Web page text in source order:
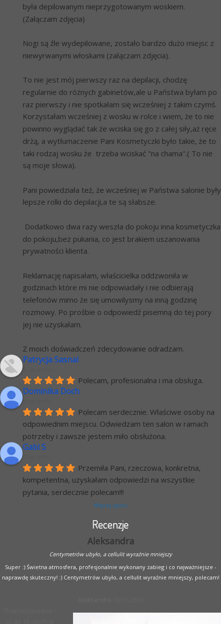
była depilowanym nieprzygotowanym woskiem.
(Załączam zdjęcia)
Nogi są źle wydepilowane, zostało bardzo dużo miejsc z
niewyrwanymi włoskami (załączam zdjęcia).
To nie jest mój pierwszy raz na depilacji, chodzę
regularnie do różnych gabinetów,ale u Państwa byłam po
raz pierwszy i nie spotkałam się wcześniej z takim czymś.
Korzystałam wcześniej z wosku w rolce i wiem, że to nie
powinno wyglądać tak że wciska się go z całej siły,aż ręce
drżą, a wytłumaczenie Pani Kosmetyczki było takie, że to
taki rodzaj wosku że  trzeba wciskać "na chama".( To nie
są moje słowa).
Pani powiedziała też, że wcześniej w Państwa salonie były
lepsze rolki do depilacji,a te są słabsze.
Dodatkowo dwa razy weszła do pokoju inna kosmetyczka
do pokoju,bez pukania, co jest brakiem uszanowania
prywatności klienta.
Reklamację napisałam, właścicielka oddzwoniła w
godzinach które mi nie odpowiadały i nie odbierają
telefonów mimo że się umowilysmy na inną godzinę
rozmowy. Po prośbie o odpowiedź pisemną do tej pory
jej nie uzyskałam.
Z moich doświadczeń zdecydowanie odradzam.
Patrycja Sasnal
Polecam, profesionalna i ma obsługa.
Dominika Doch
Polecam serdecznie. Właściwe osoby na
odpowiednim miejscu. Odwiedzam ten salon w ramach
potrzeby i zawsze jestem miło obsłużona.
Gabi S
Przemiła Pani, rzeczowa, konkretna,
kompetentna, uzyskałam odpowiedzi na wszystkie
pytania, serdecznie polecam!!!
Więcej opinii
Recenzje
Aleksandra
Centymetrów ubyło, a cellulit wyraźnie mniejszy
Super :) Świetna atmosfera, profesjonalnie wykonany zabieg i co najważniejsze -
naprawdę skuteczny! :) Centymetrów ubyło, a cellulit wyraźnie mniejszy, polecam!